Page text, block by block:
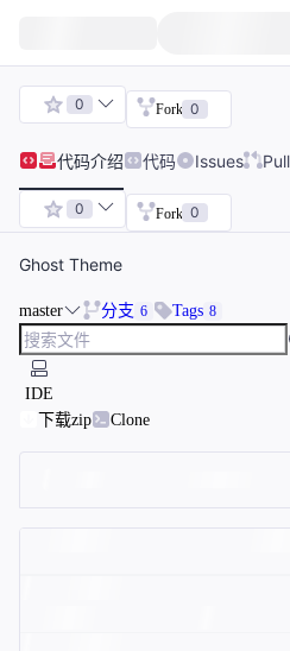
0 Fork 0
代码介绍 代码 Issues
0 Fork 0
Ghost Theme
master 分支 6 Tags 8
IDE
下载zip
Clone